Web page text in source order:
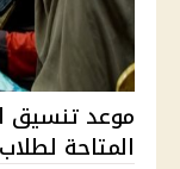
المتاحة